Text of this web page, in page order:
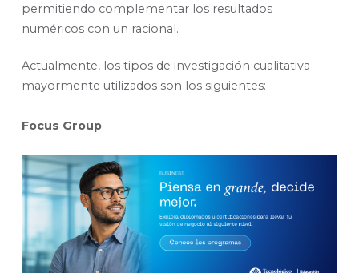
permitiendo complementar los resultados
numéricos con un racional.
Actualmente, los tipos de investigación cualitativa
mayormente utilizados son los siguientes:
Focus Group